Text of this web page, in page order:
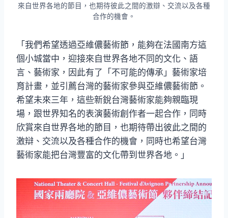
來自世界各地的節目，也期待彼此之間的激辯、交流以及各種
合作的機會。
「我們希望透過亞維儂藝術節，能夠在法國南方這
個小城當中，迎接來自世界各地不同的文化、語
言、藝術家，因此有了「不可能的傳承」藝術家培
育計畫，並引薦台灣的藝術家參與亞維儂藝術節。
希望未來三年，這些新銳台灣藝術家能夠親臨現
場，跟世界知名的表演藝術創作者一起合作，同時
欣賞來自世界各地的節目，也期待帶出彼此之間的
激辯、交流以及各種合作的機會，同時也希望台灣
藝術家能把台灣豐富的文化帶到世界各地。」